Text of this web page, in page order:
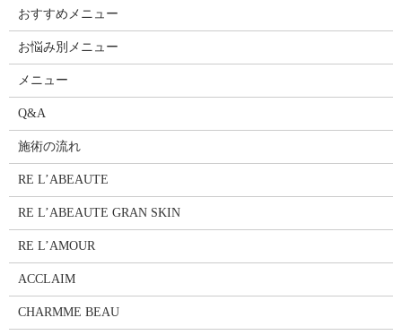
おすすめメニュー
お悩み別メニュー
メニュー
Q&A
施術の流れ
RE L’ABEAUTE
RE L’ABEAUTE GRAN SKIN
RE L’AMOUR
ACCLAIM
CHARMME BEAU